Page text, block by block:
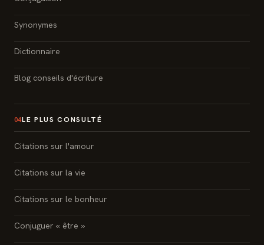
Synonymes
Dictionnaire
Blog conseils d'écriture
04LE PLUS CONSULTÉ
Citations sur l'amour
Citations sur la vie
Citations sur le bonheur
Conjuguer « être »